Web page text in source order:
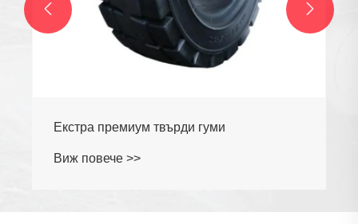
Екстра премиум твърди гуми
Виж повече >>
 